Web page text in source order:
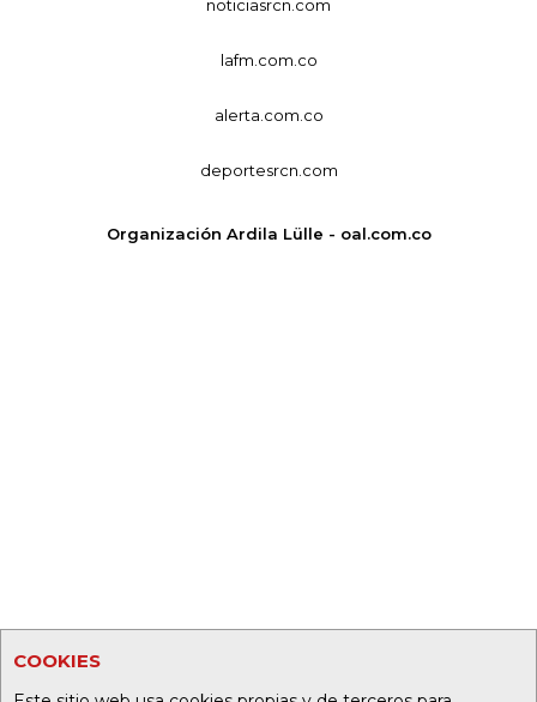
COOKIES
noticiasrcn.com
lafm.com.co
alerta.com.co
deportesrcn.com
Organización Ardila Lülle - oal.com.co